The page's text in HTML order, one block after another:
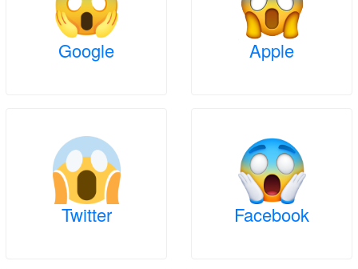
Apple
Google
Facebook
Twitter